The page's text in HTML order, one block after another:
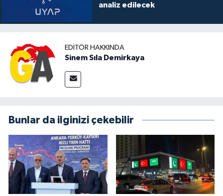
analiz edilecek
EDITÖR HAKKINDA
Sinem Sıla Demirkaya
Bunlar da ilginizi çekebilir